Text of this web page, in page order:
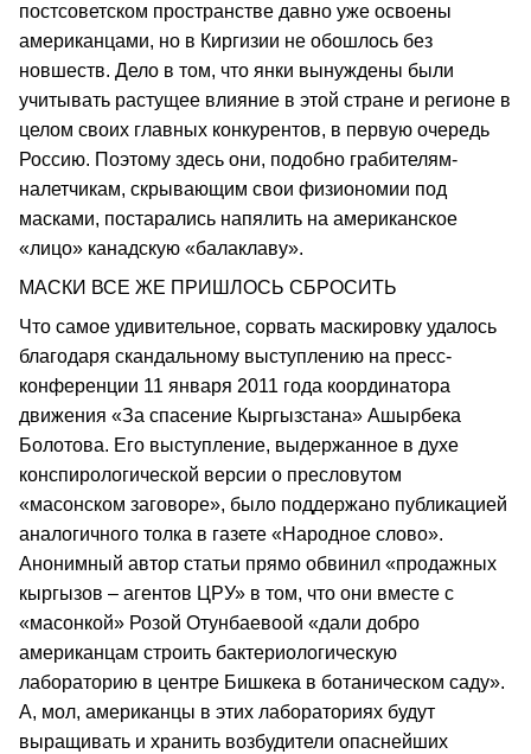
постсоветском пространстве давно уже освоены
американцами, но в Киргизии не обошлось без
новшеств. Дело в том, что янки вынуждены были
учитывать растущее влияние в этой стране и регионе в
целом своих главных конкурентов, в первую очередь
Россию. Поэтому здесь они, подобно грабителям-
налетчикам, скрывающим свои физиономии под
масками, постарались напялить на американское
«лицо» канадскую «балаклаву».
МАСКИ ВСЕ ЖЕ ПРИШЛОСЬ СБРОСИТЬ
Что самое удивительное, сорвать маскировку удалось
благодаря скандальному выступлению на пресс-
конференции 11 января 2011 года координатора
движения «За спасение Кыргызстана» Ашырбека
Болотова. Его выступление, выдержанное в духе
конспирологической версии о пресловутом
«масонском заговоре», было поддержано публикацией
аналогичного толка в газете «Народное слово».
Анонимный автор статьи прямо обвинил «продажных
кыргызов – агентов ЦРУ» в том, что они вместе с
«масонкой» Розой Отунбаевоой «дали добро
американцам строить бактериологическую
лабораторию в центре Бишкека в ботаническом саду».
А, мол, американцы в этих лабораториях будут
выращивать и хранить возбудители опаснейших